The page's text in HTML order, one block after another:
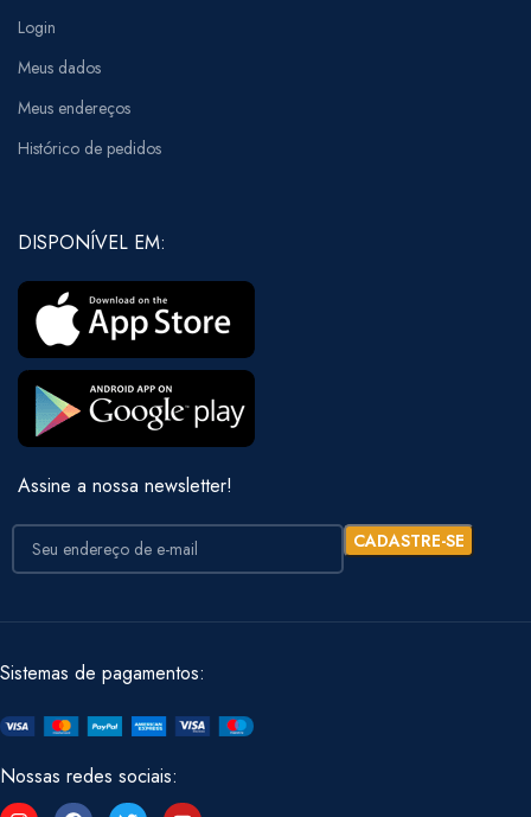
Login
Meus dados
Meus endereços
Histórico de pedidos
DISPONÍVEL EM:
Assine a nossa newsletter!
Sistemas de pagamentos:
Nossas redes sociais: